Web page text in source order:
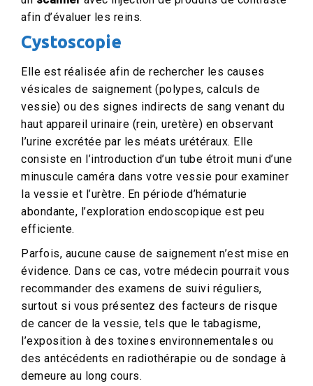
afin d’évaluer les reins.
Cystoscopie
Elle est réalisée afin de rechercher les causes
vésicales de saignement (polypes, calculs de
vessie) ou des signes indirects de sang venant du
haut appareil urinaire (rein, uretère) en observant
l’urine excrétée par les méats urétéraux. Elle
consiste en l’introduction d’un tube étroit muni d’une
minuscule caméra dans votre vessie pour examiner
la vessie et l’urètre. En période d’hématurie
abondante, l’exploration endoscopique est peu
efficiente.
Parfois, aucune cause de saignement n’est mise en
évidence. Dans ce cas, votre médecin pourrait vous
recommander des examens de suivi réguliers,
surtout si vous présentez des facteurs de risque
de cancer de la vessie, tels que le tabagisme,
l’exposition à des toxines environnementales ou
des antécédents en radiothérapie ou de sondage à
demeure au long cours.